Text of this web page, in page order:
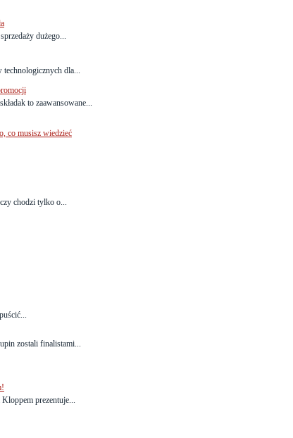
dużego...
technologicznych dla...
to zaawansowane...
co musisz wiedzieć
chodzi tylko o...
zostali finalistami...
prezentuje...